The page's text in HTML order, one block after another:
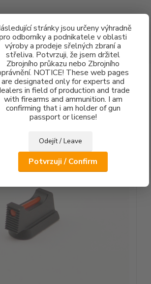
stránky jsou určeny výhradně
odborníky a podnikatele v oblasti
výroby a prodeje sřelných zbraní a
střeliva. Potvrzuji, že jsem držitel
Zbrojního průkazu nebo Zbrojního
NOTICE! These web pages
are designated only for experts and
in field of production and trade
with firearms and ammunition. I am
confirming that i am holder of gun
passport or license!
Odejít / Leave
Potvrzuji / Confirm
Hledat
CZ 75 FO 1mm - 3mm
FO 1mm - 3mm